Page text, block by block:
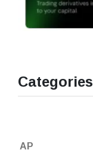
Categories
AP